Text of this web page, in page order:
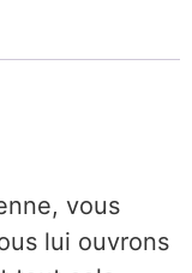
vous
lui ouvrons